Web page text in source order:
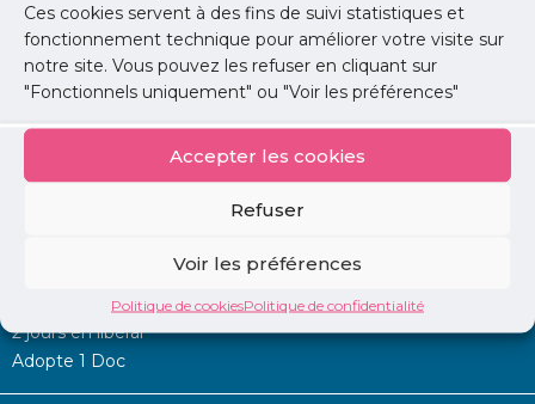
Ces cookies servent à des fins de suivi statistiques et
fonctionnement technique pour améliorer votre visite sur
notre site. Vous pouvez les refuser en cliquant sur
"Fonctionnels uniquement" ou "Voir les préférences"
Accepter les cookies
Refuser
Voir les préférences
Politique de cookiesPolitique de confidentialité
Permanence d’aide à l’installation
2 jours en libéral
Adopte 1 Doc